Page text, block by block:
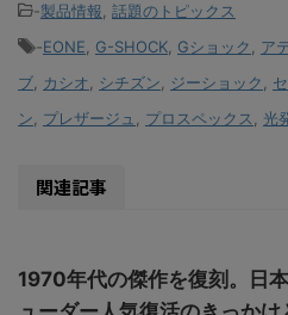
-製品情報 話題のトピックス
-EONE G-SHOCK Gショック ア
ブ
カシオ シチズン ジーショック
ン
プレザージュ プロスペックス 光
関連記事
1970年代の傑作を復刻。日